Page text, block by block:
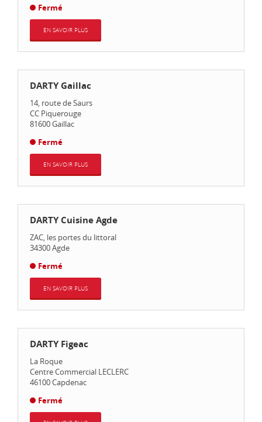
Fermé
EN SAVOIR PLUS
DARTY Gaillac
14, route de Saurs
CC Piquerouge
81600Gaillac
Fermé
EN SAVOIR PLUS
DARTY Cuisine Agde
ZAC, les portes du littoral
34300Agde
Fermé
EN SAVOIR PLUS
DARTY Figeac
La Roque
Centre Commercial LECLERC
46100Capdenac
Fermé